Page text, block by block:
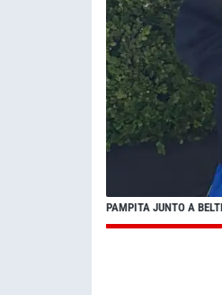
PAMPITA JUNTO A